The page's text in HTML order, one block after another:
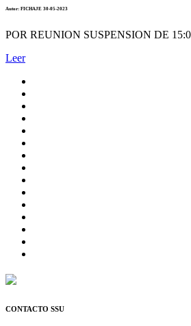
Autor: FICHAJE 30-05-2023
POR REUNION SUSPENSION DE
Leer
CONTACTO SSU